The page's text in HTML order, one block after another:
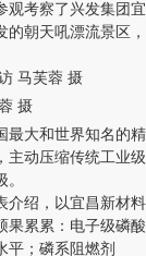
考察了兴发集团宜
朝天吼漂流景区，
摄
大和世界知名的精
主动压缩传统工业级
绍，以宜昌新材料
果累累：电子级磷酸
平；磷系阻燃剂